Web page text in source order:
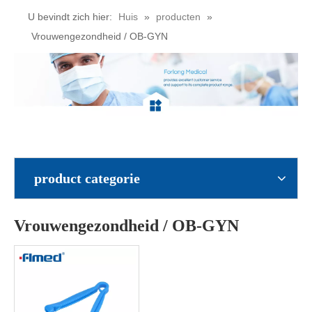
U bevindt zich hier: Huis » producten
»
Vrouwengezondheid / OB-GYN
product categorie
Vrouwengezondheid / OB-GYN